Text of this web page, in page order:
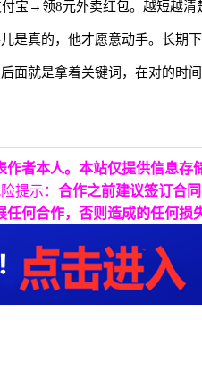
→领8元外卖红包。越短越清
真的，他才愿意动手。长期
面就是拿着关键词，在对的
者本人。本站仅提供信息
提示： 合作之前建议签订合
何合作，否则造成的任何损